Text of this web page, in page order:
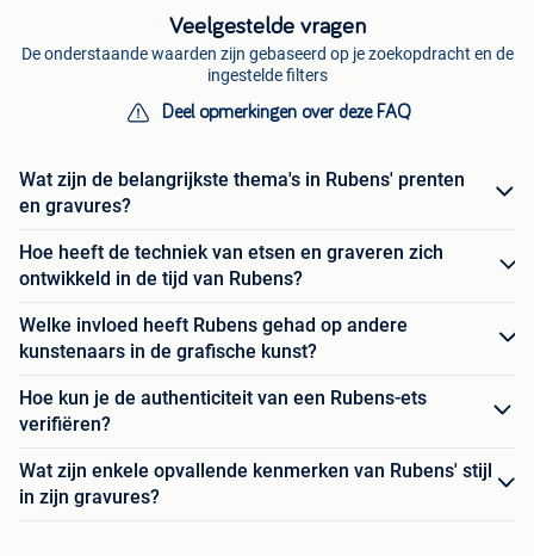
Veelgestelde vragen
De onderstaande waarden zijn gebaseerd op je zoekopdracht en de
ingestelde filters
Deel opmerkingen over deze FAQ
Wat zijn de belangrijkste thema's in Rubens' prenten
en gravures?
Hoe heeft de techniek van etsen en graveren zich
ontwikkeld in de tijd van Rubens?
Welke invloed heeft Rubens gehad op andere
kunstenaars in de grafische kunst?
Hoe kun je de authenticiteit van een Rubens-ets
verifiëren?
Wat zijn enkele opvallende kenmerken van Rubens' stijl
in zijn gravures?